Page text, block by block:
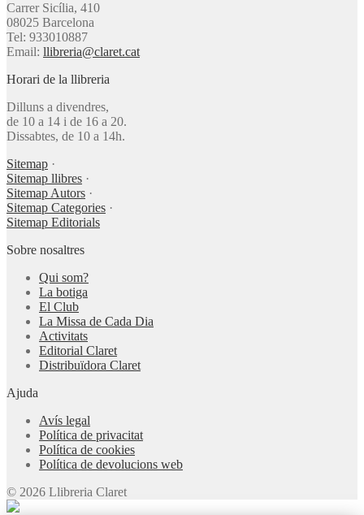
Carrer Sicília, 410
08025 Barcelona
Tel: 933010887
Email: llibreria@claret.cat
Horari de la llibreria
Dilluns a divendres,
de 10 a 14 i de 16 a 20.
Dissabtes, de 10 a 14h.
Sitemap ·
Sitemap llibres ·
Sitemap Autors ·
Sitemap Categories ·
Sitemap Editorials
Sobre nosaltres
Qui som?
La botiga
El Club
La Missa de Cada Dia
Activitats
Editorial Claret
Distribuïdora Claret
Ajuda
Avís legal
Política de privacitat
Política de cookies
Política de devolucions web
© 2026 Llibreria Claret